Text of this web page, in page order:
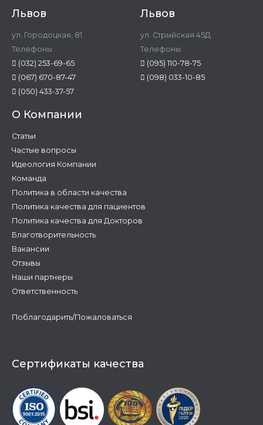
Львов
ул. Городоцкая, 81
Телефоны:
(032) 253-69-65
(067) 670-87-47
(050) 433-37-57
Львов
ул. Стрыйская 45Д
Телефоны:
(095) 110-78-75
(098) 033-10-85
О Компании
Статьи
Частые вопросы
Идеология Компании
Команда
Политика в области качества
Политика качества для пациентов
Политика качества для Докторов
Благотворительность
Вакансии
Отзывы
Наши партнеры
Ответственность
Поблагодарить/Пожаловаться
Сертификаты качества